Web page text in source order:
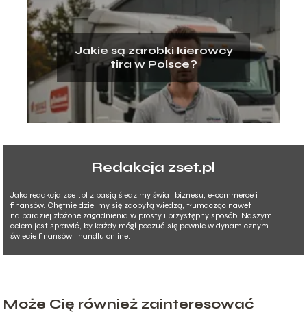
Jakie są zarobki kierowcy
tira w Polsce?
Redakcja zset.pl
Jako redakcja zset.pl z pasją śledzimy świat biznesu, e-commerce i
finansów. Chętnie dzielimy się zdobytą wiedzą, tłumacząc nawet
najbardziej złożone zagadnienia w prosty i przystępny sposób. Naszym
celem jest sprawić, by każdy mógł poczuć się pewnie w dynamicznym
świecie finansów i handlu online.
Może Cię również zainteresować